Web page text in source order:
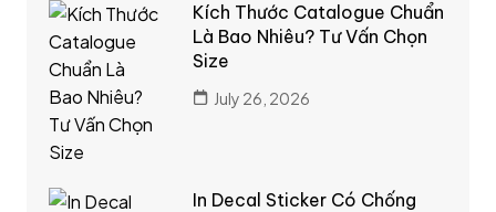
Kích Thước Catalogue Chuẩn
Là Bao Nhiêu? Tư Vấn Chọn
Size
July 26, 2026
In Decal Sticker Có Chống